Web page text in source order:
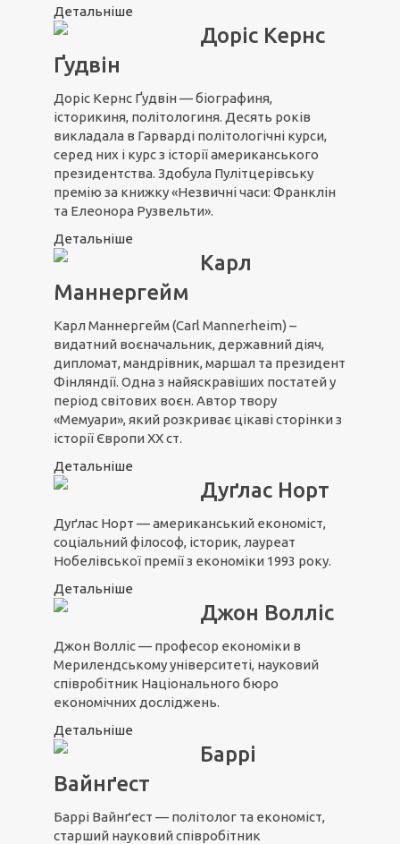
Детальніше
Доріс Кернс
Ґудвін
Доріс Кернс Ґудвін — біографиня,
історикиня, політологиня. Десять років
викладала в Гарварді політологічні курси,
серед них і курс з історії американського
президентства. Здобула Пулітцерівську
премію за книжку «Незвичні часи: Франклін
та Елеонора Рузвельти».
Детальніше
Карл
Маннергейм
Карл Маннергейм (Carl Mannerheim) –
видатний воєначальник, державний діяч,
дипломат, мандрівник, маршал та президент
Фінляндії. Одна з найяскравіших постатей у
період світових воєн. Автор твору
«Мемуари», який розкриває цікаві сторінки з
історії Європи XX ст.
Детальніше
Дуґлас Норт
Дуґлас Норт — американський економіст,
соціальний філософ, історик, лауреат
Нобелівської премії з економіки 1993 року.
Детальніше
Джон Волліс
Джон Волліс — професор економіки в
Мерилендському університеті, науковий
співробітник Національного бюро
економічних досліджень.
Детальніше
Баррі
Вайнґест
Баррі Вайнґест — політолог та економіст,
старший науковий співробітник